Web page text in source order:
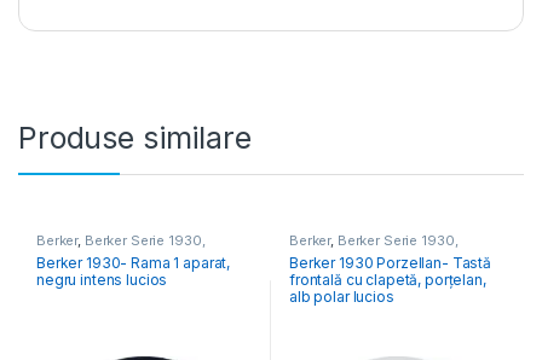
Produse similare
Berker, Berker Serie 1930,
Porzellan, Glass, R.Classic
Berker 1930- Rama 1 aparat,
negru intens lucios
Berker, Berker Serie 1930,
Porzellan, Glass, R.Classic
Berker 1930 Porzellan- Tastă
frontală cu clapetă, porțelan,
alb polar lucios